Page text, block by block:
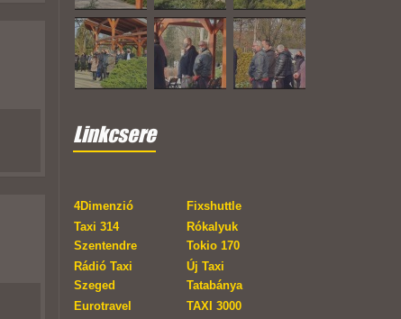
Linkcsere
4Dimenzió
Fixshuttle
Taxi 314
Szentendre
Rókalyuk
Tokio 170
Rádió Taxi
Szeged
Új Taxi
Tatabánya
Eurotravel
TAXI 3000